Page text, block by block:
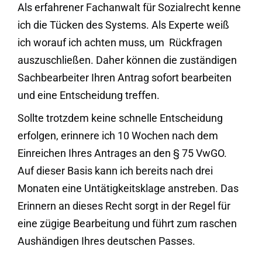
Als erfahrener Fachanwalt für Sozialrecht kenne
ich die Tücken des Systems. Als Experte weiß
ich worauf ich achten muss, um Rückfragen
auszuschließen. Daher können die zuständigen
Sachbearbeiter Ihren Antrag sofort bearbeiten
und eine Entscheidung treffen.
Sollte trotzdem keine schnelle Entscheidung
erfolgen, erinnere ich 10 Wochen nach dem
Einreichen Ihres Antrages an den § 75 VwGO.
Auf dieser Basis kann ich bereits nach drei
Monaten eine Untätigkeitsklage anstreben. Das
Erinnern an dieses Recht sorgt in der Regel für
eine zügige Bearbeitung und führt zum raschen
Aushändigen Ihres deutschen Passes.